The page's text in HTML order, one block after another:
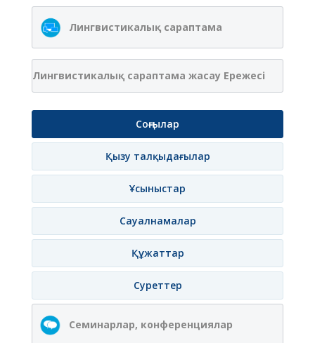
Лингвистикалық сараптама
Лингвистикалық сараптама жасау Ережесі
Соңғылар
Қызу талқыдағылар
Ұсыныстар
Сауалнамалар
Құжаттар
Суреттер
Семинарлар, конференциялар